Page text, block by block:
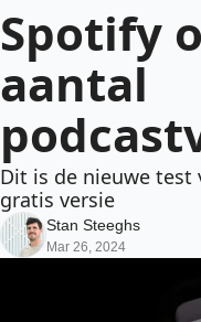
Spotify
aantal
Dit is de nieuwe test
gratis versie
Stan Steeghs
Mar 26, 2024